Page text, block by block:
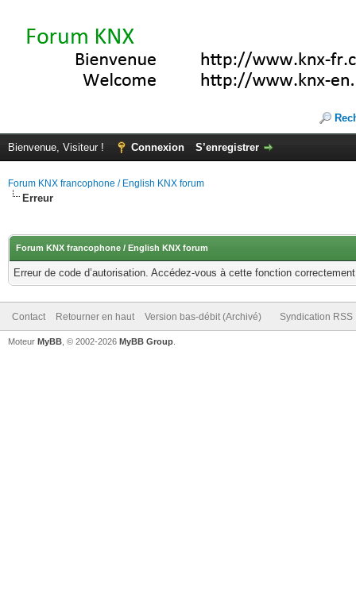
Bienvenue, Visiteur ! Connexion S’enregistrer
Forum KNX francophone / English KNX forum
Erreur
Forum KNX francophone / English KNX forum
Erreur de code d’autorisation. Accédez-vous à cette fonction
Contact Retourner en haut Version bas-débit (Archivé) Syndication RSS
Moteur MyBB , © 2002-2026 MyBB Group